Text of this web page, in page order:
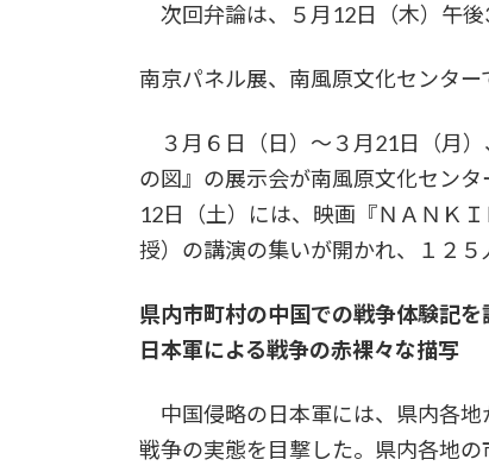
次回弁論は、５月12日（木）午後
南京パネル展、南風原文化センター
３月６日（日）～３月21日（月
の図』の展示会が南風原文化セン
12日（土）には、映画『ＮＡＮＫ
授）の講演の集いが開かれ、１２５
県内市町村の中国での戦争体験記を
日本軍による戦争の赤裸々な描写
中国侵略の日本軍には、県内各地
戦争の実態を目撃した。県内各地